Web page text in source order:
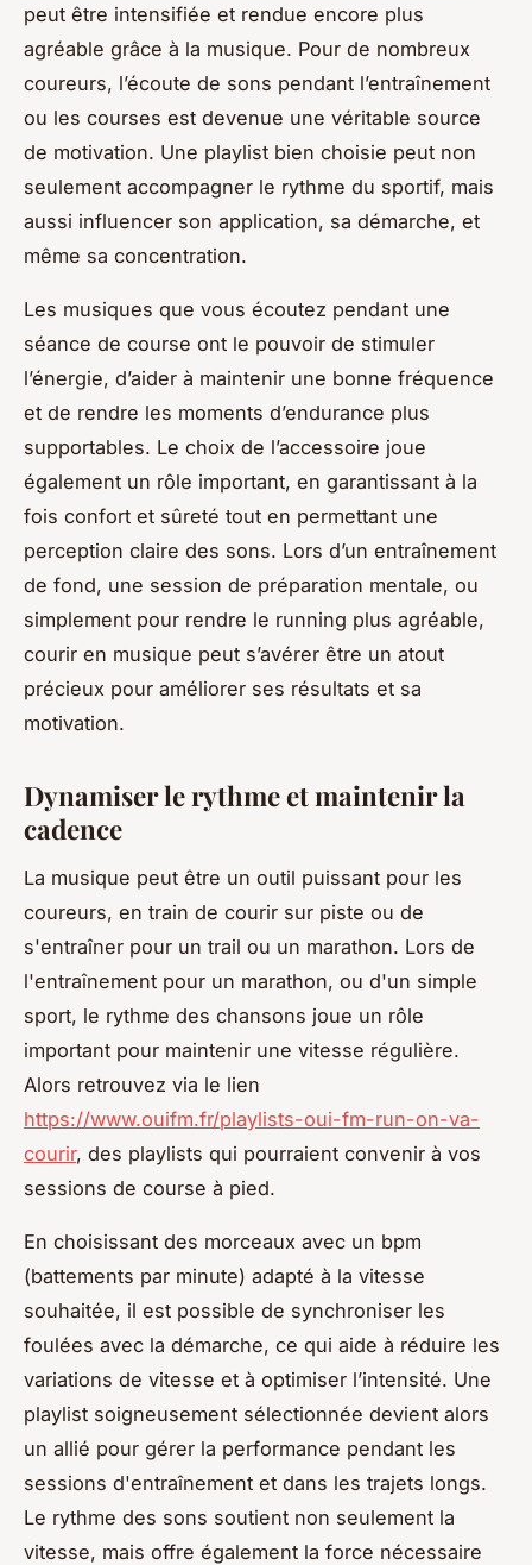
peut être intensifiée et rendue encore plus
agréable grâce à la musique. Pour de nombreux
coureurs, l’écoute de sons pendant l’entraînement
ou les courses est devenue une véritable source
de motivation. Une playlist bien choisie peut non
seulement accompagner le rythme du sportif, mais
aussi influencer son application, sa démarche, et
même sa concentration.
Les musiques que vous écoutez pendant une
séance de course ont le pouvoir de stimuler
l’énergie, d’aider à maintenir une bonne fréquence
et de rendre les moments d’endurance plus
supportables. Le choix de l’accessoire joue
également un rôle important, en garantissant à la
fois confort et sûreté tout en permettant une
perception claire des sons. Lors d’un entraînement
de fond, une session de préparation mentale, ou
simplement pour rendre le running plus agréable,
courir en musique peut s’avérer être un atout
précieux pour améliorer ses résultats et sa
motivation.
Dynamiser le rythme et maintenir la
cadence
La musique peut être un outil puissant pour les
coureurs, en train de courir sur piste ou de
s'entraîner pour un trail ou un marathon. Lors de
l'entraînement pour un marathon, ou d'un simple
sport, le rythme des chansons joue un rôle
important pour maintenir une vitesse régulière.
Alors retrouvez via le lien
https://www.ouifm.fr/playlists-oui-fm-run-on-va-
courir, des playlists qui pourraient convenir à vos
sessions de course à pied.
En choisissant des morceaux avec un bpm
(battements par minute) adapté à la vitesse
souhaitée, il est possible de synchroniser les
foulées avec la démarche, ce qui aide à réduire les
variations de vitesse et à optimiser l’intensité. Une
playlist soigneusement sélectionnée devient alors
un allié pour gérer la performance pendant les
sessions d'entraînement et dans les trajets longs.
Le rythme des sons soutient non seulement la
vitesse, mais offre également la force nécessaire